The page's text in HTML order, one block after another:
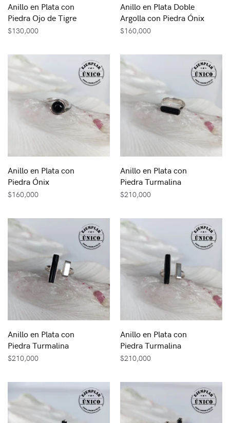
Anillo en Plata con
Piedra Ojo de Tigre
$130,000
Anillo en Plata Doble
Argolla con Piedra Ónix
$160,000
Anillo en Plata con
Piedra Ónix
$160,000
Anillo en Plata con
Piedra Turmalina
$210,000
Anillo en Plata con
Piedra Turmalina
$210,000
Anillo en Plata con
Piedra Turmalina
$210,000